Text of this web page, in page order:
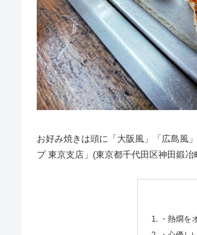
お好み焼きは頭に「大阪風」「広島風
プ 東京支店」(東京都千代田区神田鍛
・熱燗を